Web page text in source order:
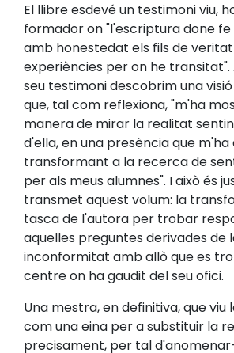
El llibre esdevé un testimoni viu,
formador on "l'escriptura done
amb honestedat els fils de
experiències per on he
seu testimoni descobrim una
que, tal com reflexiona, "m'ha
manera de mirar la realitat
d'ella, en una presència que m'ha
transformant a la recerca de
per als meus alumnes". I això és
transmet aquest volum: la
tasca de l'autora per trobar
aquelles preguntes derivades de
inconformitat amb allò que es
centre on ha gaudit del seu ofici.
Una mestra, en definitiva, que viu
com una eina per a substituir la
precisament, per tal